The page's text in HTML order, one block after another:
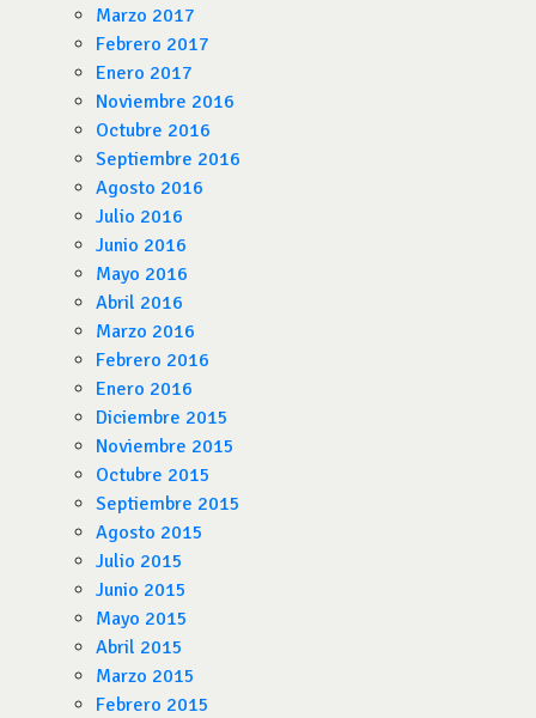
Marzo 2017
Febrero 2017
Enero 2017
Noviembre 2016
Octubre 2016
Septiembre 2016
Agosto 2016
Julio 2016
Junio 2016
Mayo 2016
Abril 2016
Marzo 2016
Febrero 2016
Enero 2016
Diciembre 2015
Noviembre 2015
Octubre 2015
Septiembre 2015
Agosto 2015
Julio 2015
Junio 2015
Mayo 2015
Abril 2015
Marzo 2015
Febrero 2015